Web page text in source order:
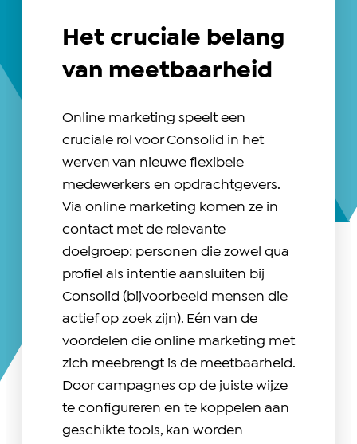
Het cruciale belang
van meetbaarheid
Online marketing speelt een
cruciale rol voor Consolid in het
werven van nieuwe flexibele
medewerkers en opdrachtgevers.
Via online marketing komen ze in
contact met de relevante
doelgroep: personen die zowel qua
profiel als intentie aansluiten bij
Consolid (bijvoorbeeld mensen die
actief op zoek zijn). Eén van de
voordelen die online marketing met
zich meebrengt is de meetbaarheid.
Door campagnes op de juiste wijze
te configureren en te koppelen aan
geschikte tools, kan worden